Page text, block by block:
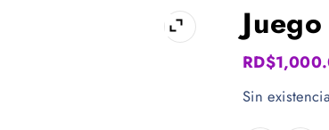
RD$
Sin